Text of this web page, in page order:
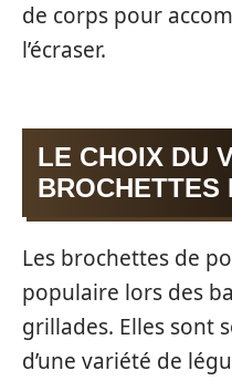
de corps pour
l’écraser.
LE CHOIX DU
BROCHETTES
Les brochettes de
populaire lors des
grillades. Elles sont
d’une variété de